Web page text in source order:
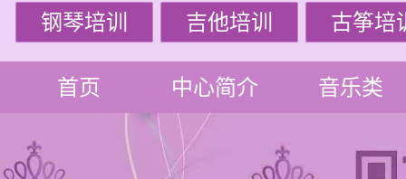
钢琴培训 吉他培训 古筝培
首页 中心简介 音乐类